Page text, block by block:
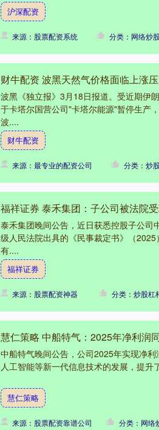
沪深配资
来源：股票配资系统 分类：网络炒
财牛配资 波黑天然气价格面临上涨
波黑《独立报》3月18日报道。受近期伊
于卡塔尔国营公司"卡塔尔能源"暂停生产
波....
财牛配资
来源：最专业的配资公司 分类：炒
福祥证券 泰禾集团：子公司被法院
泰禾集团晚间公告，近日获悉控股子公司
级人民法院出具的《民事裁定书》（
有....
福祥证券
来源：股票配资神器 分类：炒股杠
慧仁策略 中船特气：2025年净利润
中船特气晚间公告，公司2025年实现净
人工智能等新一代信息技术的发展，提
慧仁策略
来源：股票配资靠谱公司 分类：网络